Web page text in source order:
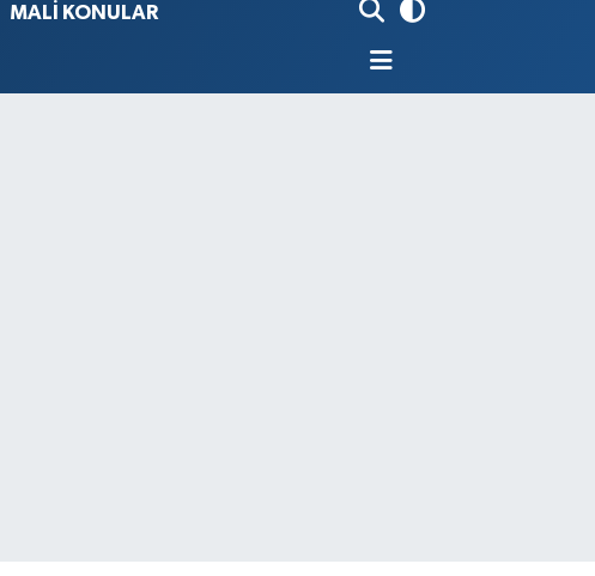
STERLİN
MALİ KONULAR